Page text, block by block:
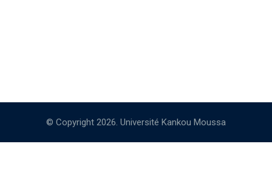
© Copyright 2026. Université Kankou Moussa